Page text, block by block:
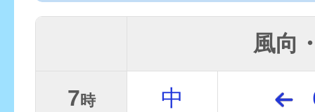
風向
7時 中